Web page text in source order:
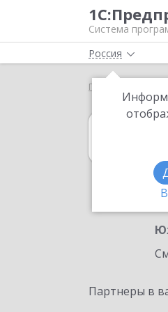
Система
Россия
Главная
Партнеры в